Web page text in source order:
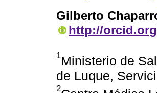
Gilberto
http://
1Ministerio de
de Luque,
2